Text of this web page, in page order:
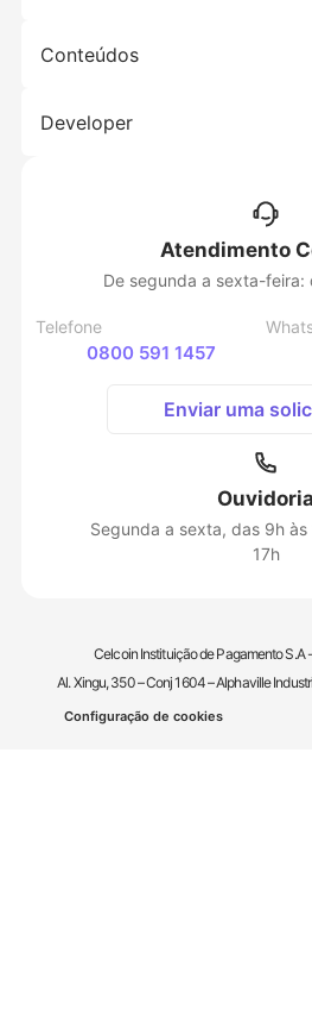
Conteúdos
Developer
Atendimento
De segunda a sexta-feira:
Telefone
0800 591 1457
Enviar uma
Ouvidoria
Segunda a sexta, das 9h às
17h
Celcoin Instituição de Pagamento
Al. Xingu, 350 – Conj 1604 – Alphaville
Configuração de cookies